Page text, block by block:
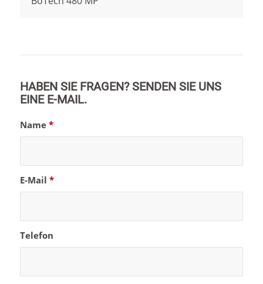
HABEN SIE FRAGEN? SENDEN SIE UNS
EINE E-MAIL.
Name *
E-Mail *
Telefon